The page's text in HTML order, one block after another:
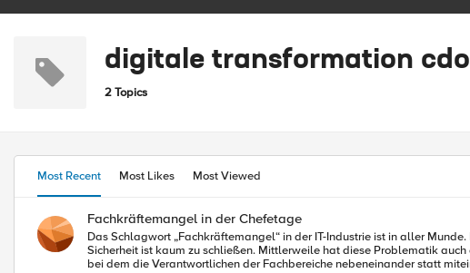
digitale transformation
2 Topics
Most Recent Most Likes Most Viewed
Fachkräftemangel in der Chefetage
Das Schlagwort „Fachkräftemangel“ in der IT-Industrie ist in aller
Sicherheit ist kaum zu schließen. Mittlerweile hat diese Problematik auch die Chefetage erreicht, fehlt es hier an einer übergeordneten Funktion, die dem bislang vorherrschenden Silodenken entgegenwirkt und
bei dem die Verantwortlichen der Fachbereiche nebeneinander statt